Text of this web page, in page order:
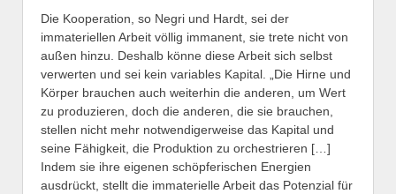
Die Kooperation, so Negri und Hardt, sei der
immateriellen Arbeit völlig immanent, sie trete nicht von
außen hinzu. Deshalb könne diese Arbeit sich selbst
verwerten und sei kein variables Kapital. „Die Hirne und
Körper brauchen auch weiterhin die anderen, um Wert
zu produzieren, doch die anderen, die sie brauchen,
stellen nicht mehr notwendigerweise das Kapital und
seine Fähigkeit, die Produktion zu orchestrieren […]
Indem sie ihre eigenen schöpferischen Energien
ausdrückt, stellt die immaterielle Arbeit das Potenzial für